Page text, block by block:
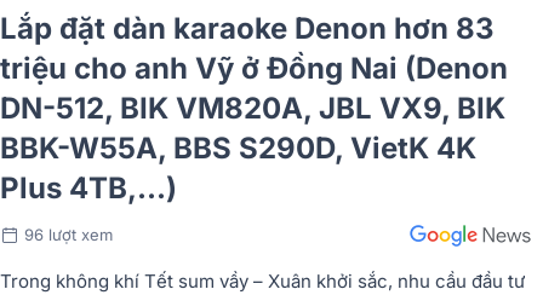
Lắp đặt dàn karaoke Denon hơn 83
triệu cho anh Vỹ ở Đồng Nai (Denon
DN-512, BIK VM820A, JBL VX9, BIK
BBK-W55A, BBS S290D, VietK 4K
Plus 4TB,...)
96 lượt xem
Trong không khí Tết sum vầy – Xuân khởi sắc, nhu cầu đầu tư